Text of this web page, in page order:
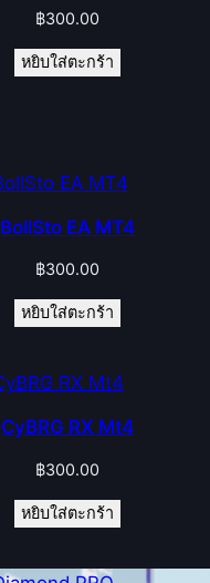
฿300.00
หยิบใส่ตะกร้า
BollSto EA MT4
฿300.00
หยิบใส่ตะกร้า
CyBRG RX Mt4
฿300.00
หยิบใส่ตะกร้า